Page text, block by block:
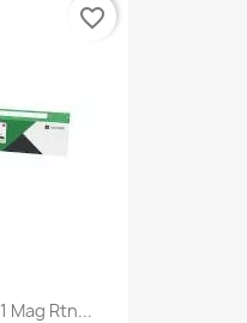
Mag Rtn...
favorite_border